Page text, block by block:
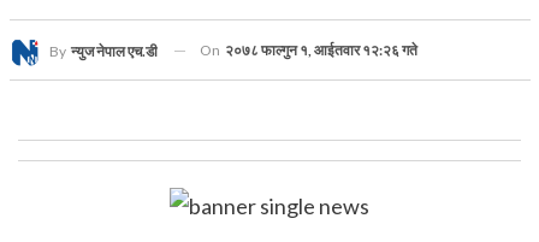
By न्युज नेपाल एच.डी On २०७८ फाल्गुन १, आईतवार १२:२६ गते